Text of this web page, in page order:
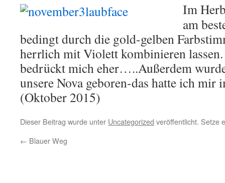
Im
am
bedingt durch die gold-gelben
herrlich mit Violett kombinieren
bedrückt mich eher…..Außerdem
unsere Nova geboren-das hatte ich mir
(Oktober 2015)
Dieser Beitrag wurde unter Uncategorized veröffentlicht. Setze
← Blauer Weg